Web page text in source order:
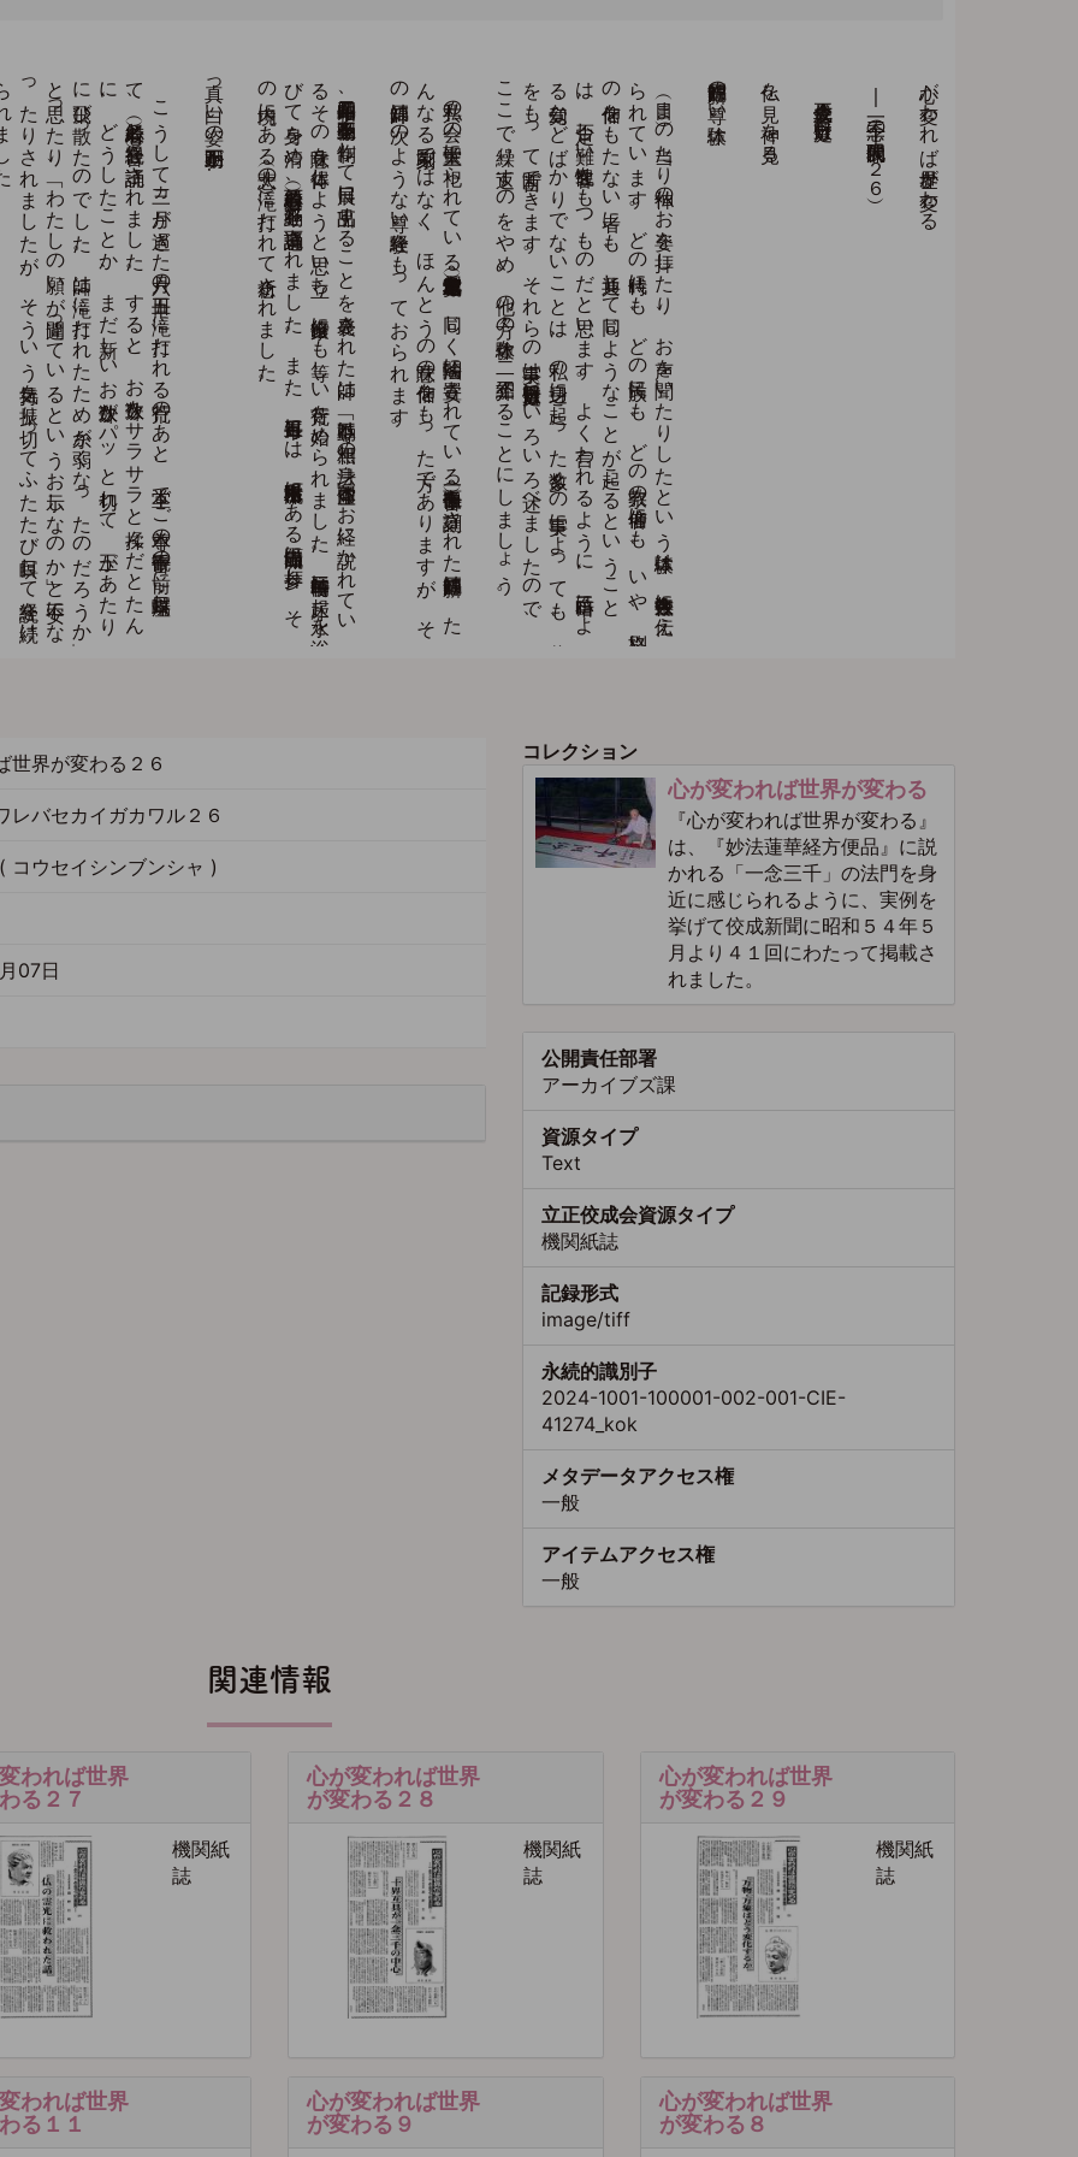
心が変われば世界が変わる
―一念三千の現代的展開―（２６）
仏を見、神を見る
錦戸新観師の尊い体験
目（ま
）の
当た
り
神仏の
お
姿を
拝し
た
り
、
お
声を
聞い
た
り
し
た
と
い
う
体験は
、
古往今来無数に
伝え
ら
れ
て
い
ま
す
。
ど
の
時代に
も
、
ど
の
民族に
も
、
ど
の
宗教の
信仰者に
も
、
い
や
、
格別
の
信仰を
も
た
な
い
者に
も
、
共通し
て
同じ
よ
う
な
こ
と
が
起こ
る
と
い
う
こ
と
は
、
否定し
難い
客観性を
も
つ
も
の
だ
と
思い
ま
す
。
よ
く
言わ
れ
る
よ
う
に
、
自己暗示に
よ
る
幻覚な
ど
ば
か
り
で
な
い
こ
と
は
、
私の
身辺に
起こ
っ
た
数多く
の
事実に
よ
っ
て
も
、
自信
を
も
っ
て
断言で
き
ま
す
。
そ
れ
ら
の
事実は
（庭野日敬自伝）に
い
ろ
い
ろ
述べ
ま
し
た
の
で
、
こ
こ
で
繰り
返す
の
を
や
め
、
他の
方々の
体験を
二、
三紹介す
る
こ
と
に
し
ま
し
ょ
う
。
私共の
会の
大聖堂に
祀ら
れ
て
い
る
本尊（久遠実成釈迦牟尼世尊像）や
、
同じ
く
法輪閣に
安置さ
れ
て
い
る
（十一面千手観音像）を
謹刻さ
れ
た
錦戸新観師は
、
た
ん
な
る
彫刻家で
は
な
く
、
ほ
ん
と
う
の
意味の
信仰を
も
っ
た
方で
あ
り
ま
す
が
、
そ
の
錦戸師は
次の
よ
う
な
尊い
経験を
も
っ
て
お
ら
れ
ま
す
。
昭和二十四年三月、
不動明王像を
制作し
て
日展に
出品す
る
こ
と
を
発表さ
れ
た
師は
、
「不動尊は
無相の
法身、
虚空同体」と
お
経に
説か
れ
て
い
る
そ
の
意味を
体得し
よ
う
と
思い
立ち
、
出家修行に
も
等し
い
荒行を
始め
ら
れ
ま
し
た
。
毎朝午前三時に
起床、
水を
浴
び
て
身を
清め
、
（般若心経）百遍、
（不動経）を
百遍読誦さ
れ
ま
し
た
。
ま
た
、
毎月十五日に
は
、
栃木県栃木市出流町に
あ
る
出流山満願寺に
参拝し
、
そ
の
境内に
あ
る
（大悲の
滝）に
打た
れ
て
祈念さ
れ
ま
し
た
。
真っ白い姿の不動明王が…
こ
う
し
て
三ヵ
月が
過ぎ
た
六月の
十五日、
滝に
打た
れ
る
荒行の
あ
と
、
本堂で
ご
本尊の
千手観音の
前に
端座・瞑目し
て
、
（般若心経）と
（観音経）を
読誦さ
れ
ま
し
た
。
す
る
と
、
お
数珠を
サ
ラ
サ
ラ
と
揉ん
だ
と
た
ん
に
、
ど
う
し
た
こ
と
か
、
ま
だ
新し
い
お
数珠が
パ
ッ
と
切れ
て
、
玉が
あ
た
り
に
飛び
散っ
た
の
で
し
た
。
師は
「滝に
打た
れ
た
た
め
糸が
弱く
な
っ
た
の
だ
ろ
う
か
」
と
思っ
た
り
、
「わ
た
し
の
願い
が
間違っ
て
い
る
と
い
う
お
示し
な
の
か
」と
不安に
な
っ
た
り
さ
れ
ま
し
た
が
、
そ
う
い
う
気持を
振り
切っ
て
ふ
た
た
び
瞑目し
て
読経を
続け
ら
れ
ま
し
た
世界が変わる２６
レバセカイガカワル２６
コウセイシンブンシャ )
07日
コレクション
心が変われば世界が変わる
『心が変われば世界が変わる』
は、『妙法蓮華経方便品』に説
かれる「一念三千」の法門を身
近に感じられるように、実例を
挙げて佼成新聞に昭和５４年５
月より４１回にわたって掲載さ
れました。
公開責任部署
アーカイブズ課
資源タイプ
Text
立正佼成会資源タイプ
機関紙誌
記録形式
image/tiff
永続的識別子
2024-1001-100001-002-001-CIE-
41274_kok
メタデータアクセス権
一般
アイテムアクセス権
一般
関連情報
われば世界
る２７
機関紙
誌
心が変われば世界
が変わる２８
機関紙
誌
心が変われば世界
が変わる２９
機関紙
誌
われば世界
る１１
心が変われば世界
が変わる９
心が変われば世界
が変わる８